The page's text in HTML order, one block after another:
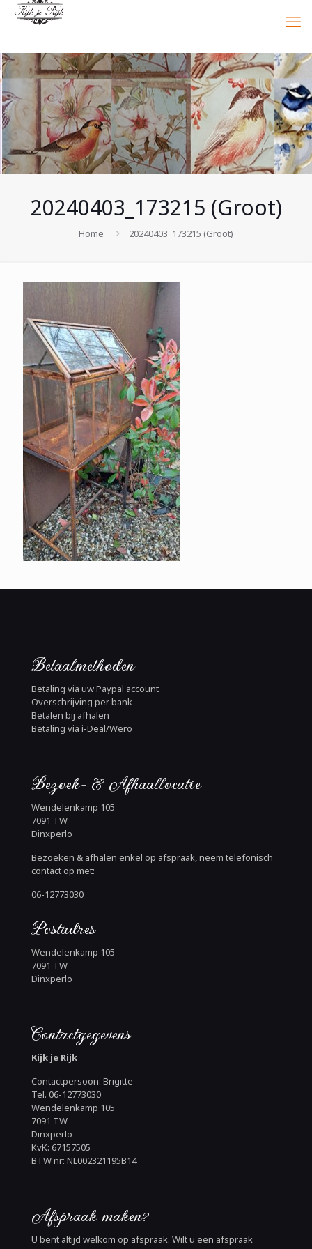
20240403_173215 (Groot)
Home 20240403_173215 (Groot)
Betaalmethoden
Betaling via uw Paypal account
Overschrijving per bank
Betalen bij afhalen
Betaling via i-Deal/Wero
Bezoek- & Afhaallocatie
Wendelenkamp 105
7091 TW
Dinxperlo
Bezoeken & afhalen enkel op afspraak, neem telefonisch
contact op met:
06-12773030
Postadres
Wendelenkamp 105
7091 TW
Dinxperlo
Contactgegevens
Kijk je Rijk
Contactpersoon: Brigitte
Tel. 06-12773030
Wendelenkamp 105
7091 TW
Dinxperlo
KvK: 67157505
BTW nr: NL002321195B14
Afspraak maken?
U bent altijd welkom op afspraak. Wilt u een afspraak